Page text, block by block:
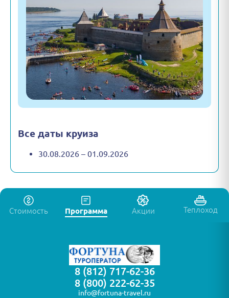
Все даты круиза
30.08.2026 – 01.09.2026
Стоимость Программа Акции Теплоход
8 (812) 717-62-36
8 (800) 222-62-35
info@fortuna-travel.ru